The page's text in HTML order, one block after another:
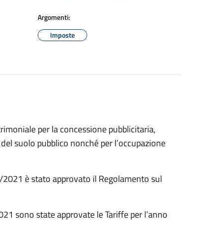
Argomenti:
Imposte
per la concessione pubblicitaria,
suolo pubblico nonché per l’occupazione
è stato approvato il Regolamento sul
sono state approvate le Tariffe per l’anno